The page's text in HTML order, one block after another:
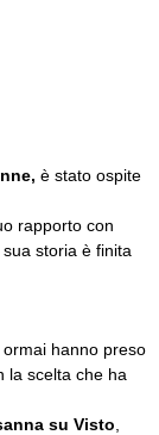
è stato ospite
rapporto con
sua storia è finita
hanno preso
la scelta che ha
su Visto